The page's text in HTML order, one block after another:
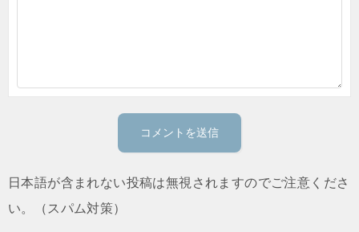
日本語が含まれない投稿は無視されますのでご注意くださ
い。（スパム対策）